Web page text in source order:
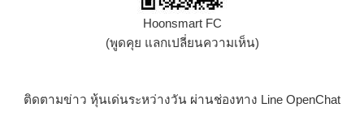
Hoonsmart FC
(พูดคุย แลกเปลี่ยนความเห็น)
ติดตามข่าว หุ้นเด่นระหว่างวัน ผ่านช่องทาง Line OpenChat